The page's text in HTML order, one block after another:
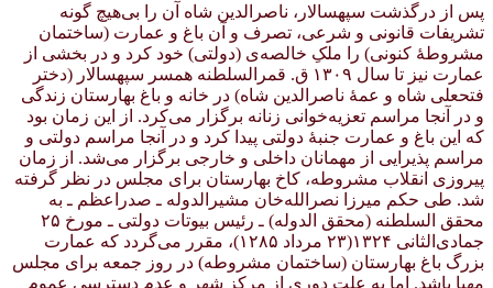
پس از درگذشت سپهسالار، ناصرالدین شاه آن را بی‌هیچ گونه
تشریفات قانونی و شرعی، تصرف و آن باغ و عمارت (ساختمان
مشروطهٔ کنونی) را ملکِ خالصه‌ی (دولتی) خود کرد و در بخشی از
عمارت نیز تا سال ۱۳۰۹ ق. قمرالسلطنه همسر سپهسالار (دختر
فتحعلی شاه و عمهٔ ناصرالدین شاه) در خانه و باغ بهارستان زندگی
و در آنجا مراسم تعزیه‌خوانی زنانه بر‌گزار می‌کرد. از این زمان بود
که این باغ و عمارت جنبهٔ دولتی پیدا کرد و در آنجا مراسم دولتی و
مراسم پذیرایی از مهمانان داخلی و خارجی بر‌گزار می‌شد. از زمان
پیروزی انقلاب مشروطه، کاخ بهارستان برای مجلس در نظر گرفته
شد. طی حکم میرزا نصرالله‌خان مشیرالدوله ـ صدراعظم ـ به
محقق السلطنه (محقق الدوله) ـ رئیس بیوتات دولتی ـ مورخ ۲۵
جمادی‌الثانی ۱۳۲۴(۲۳ مرداد ۱۲۸۵)، مقرر می‌گردد که عمارت
بزرگ باغ بهارستان (ساختمان مشروطه) در روز جمعه برای مجلس
مهیا باشد. اما به علت دوری از مرکز شهر و عدم دسترسی عموم